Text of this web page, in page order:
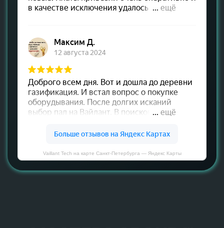
Vaillant Tech на карте Санкт‑Петербурга — Яндекс Карты